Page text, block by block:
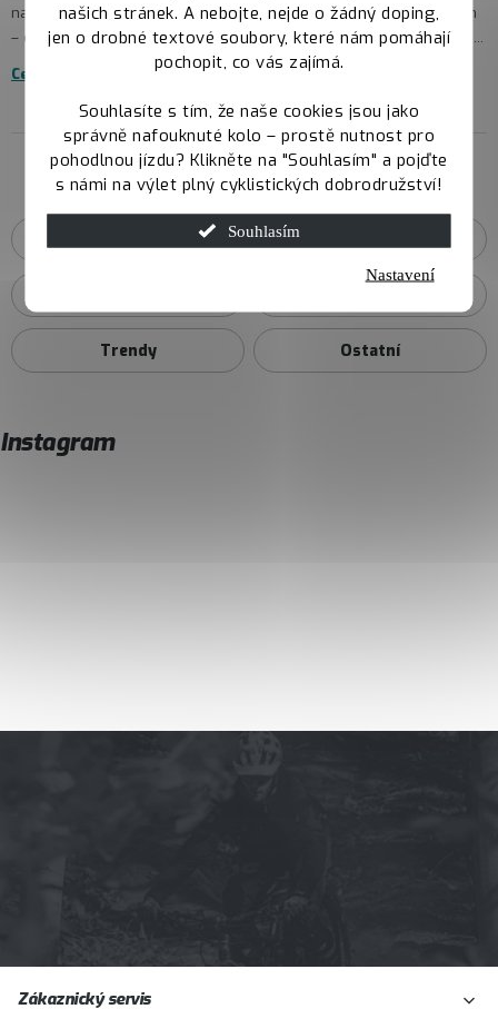
našich stránek. A nebojte, nejde o žádný doping,
jen o drobné textové soubory, které nám pomáhají
pochopit, co vás zajímá.
Souhlasíte s tím, že naše cookies jsou jako
správně nafouknuté kolo – prostě nutnost pro
pohodlnou jízdu? Klikněte na "Souhlasím" a pojďte
s námi na výlet plný cyklistických dobrodružství!
Souhlasím
Nastavení
nabídce kousky za skvělé ceny. Vyber si napříč celým sortimentem
– od jízdních kol, přes helmy, chrániče, příslušenství až po oblečen...
Celý článek
Kategorie magazínu
Trendy Ostatní
Instagram
Zákaznický servis